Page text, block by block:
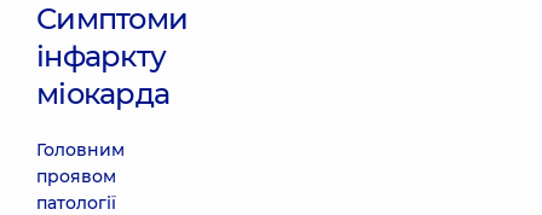
Симптоми
інфаркту
міокарда
Головним
проявом
патології